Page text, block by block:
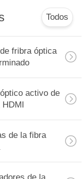
Todos
fribra óptica
activo de
de la fibra